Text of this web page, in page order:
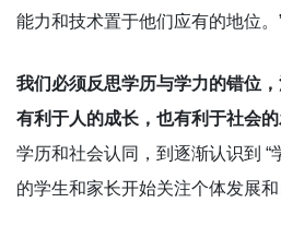
能力和技术置于他们应有的地位。
我们必须反思学历与学力的错位
有利于人的成长，也有利于社会的
学历和社会认同，到逐渐认识到 “
的学生和家长开始关注个体发展和